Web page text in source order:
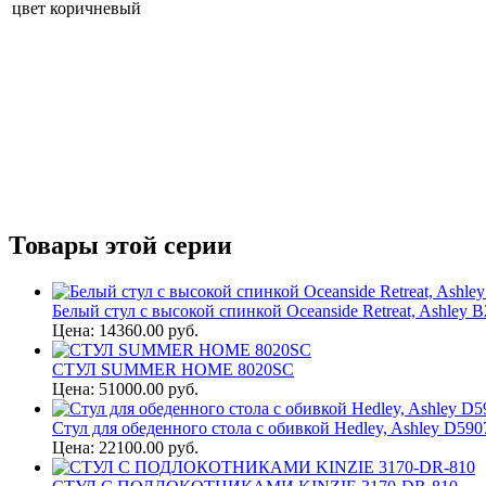
цвет коричневый
Товары этой серии
Белый стул с высокой спинкой Oceanside Retreat, Ashley
Цена: 14360.00 руб.
СТУЛ SUMMER HOME 8020SC
Цена: 51000.00 руб.
Стул для обеденного стола с обивкой Hedley, Ashley
Цена: 22100.00 руб.